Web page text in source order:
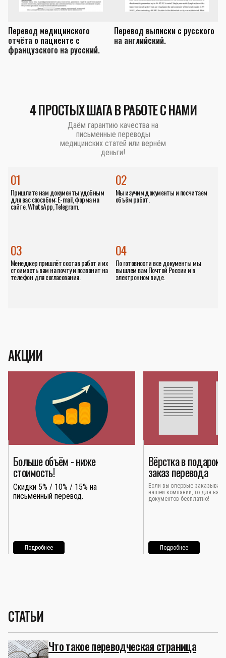
Перевод медицинского
отчёта о пациенте с
французского на русский.
Перевод выписки с русского
на английский.
4 ПРОСТЫХ ШАГА В РАБОТЕ С НАМИ
Даём гарантию качества на
письменные переводы
медицинских статей или вернём
деньги!
01
Пришлите нам документы удобным
для вас способом: E-mail, форма на
сайте, WhatsApp, Telegram.
02
Мы изучим документы и посчитаем
объём работ.
04
По готовности все документы мы
вышлем вам Почтой России и в
электронном виде.
03
Менеджер пришлёт состав работ и их
стоимость вам на почту и позвонит на
телефон для согласования.
АКЦИИ
Больше объём - ниже
стоимость!
Скидки 5% / 10% / 15% на
письменный перевод.
Подробнее
Вёрстка в подарок
заказ перевода
Если вы впервые
нашей компании, то для вас
документов бесплатно!
Подробнее
СТАТЬИ
Что такое переводческая страница